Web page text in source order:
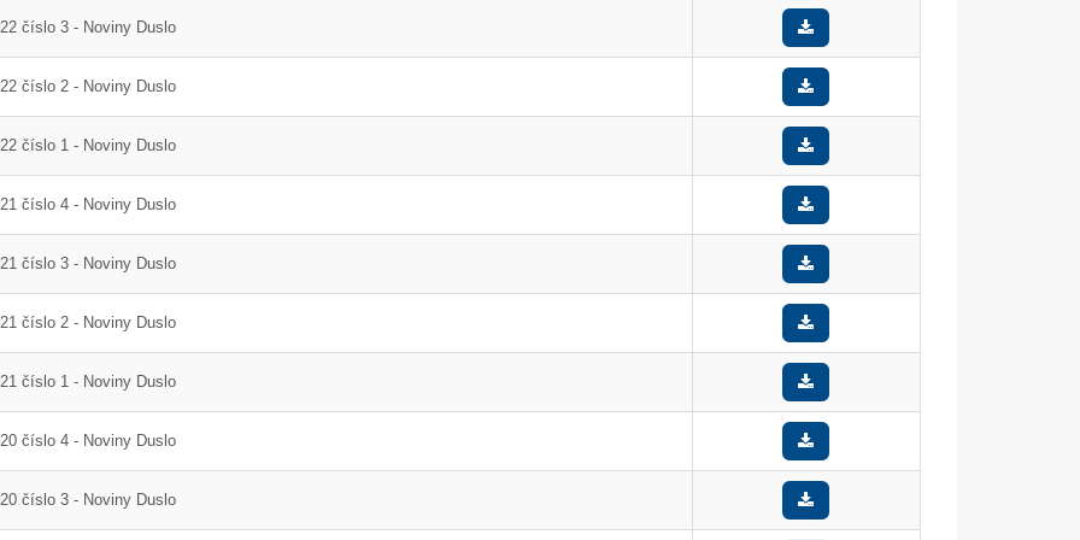
DAM, objekt 32-63
číslo 3 - Noviny Duslo
číslo 2 - Noviny Duslo
číslo 1 - Noviny Duslo
číslo 4 - Noviny Duslo
číslo 3 - Noviny Duslo
číslo 2 - Noviny Duslo
číslo 1 - Noviny Duslo
číslo 4 - Noviny Duslo
číslo 3 - Noviny Duslo